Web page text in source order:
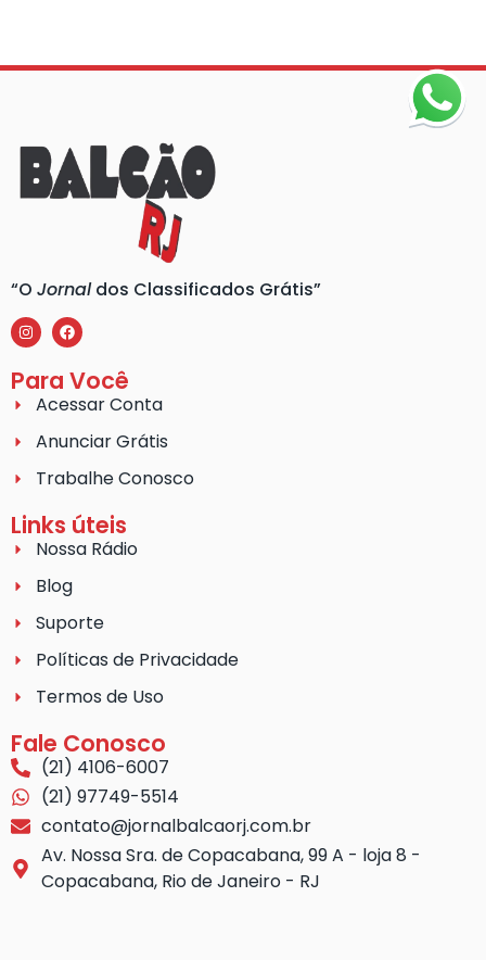
“O Jornaldos Classificados Grátis”
Para Você
Acessar Conta
Anunciar Grátis
Trabalhe Conosco
Links úteis
Nossa Rádio
Blog
Suporte
Políticas de Privacidade
Termos de Uso
Fale Conosco
(21) 4106-6007
(21) 97749-5514
contato@jornalbalcaorj.com.br
Av. Nossa Sra. de Copacabana, 99 A - loja 8 -
Copacabana, Rio de Janeiro - RJ